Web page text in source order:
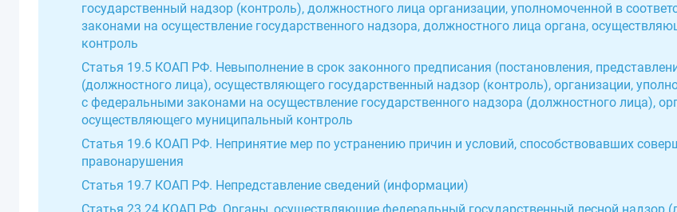
государственный надзор (контроль), должностного лица организации, уполномоченной в
законами на осуществление государственного надзора, должностного лица органа,
контроль
Статья 19.5 КОАП РФ. Невыполнение в срок законного предписания (постановления,
(должностного лица), осуществляющего государственный надзор (контроль), организации,
с федеральными законами на осуществление государственного надзора (должностного лица),
осуществляющего муниципальный контроль
Статья 19.6 КОАП РФ. Непринятие мер по устранению причин и условий, способствовавших
правонарушения
Статья 19.7 КОАП РФ. Непредставление сведений (информации)